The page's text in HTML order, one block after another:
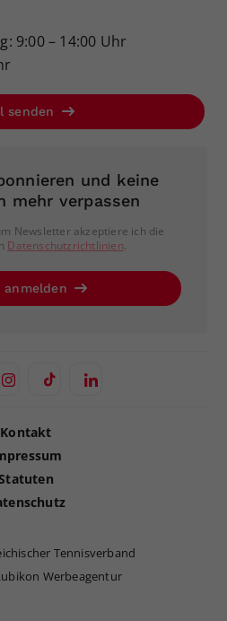
9:00 – 14:00 Uhr
senden
und keine
mehr verpassen
Newsletter akzeptiere ich die
Datenschutzrichtlinien.
Kontakt
Tennisverband
Werbeagentur